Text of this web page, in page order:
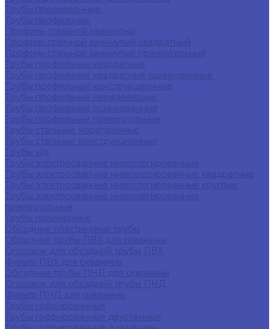
Трубы прецизионные
Трубы профильные
Профиль стальной замкнутый
Профиль стальной замкнутый квадратный
Профиль стальной замкнутый прямоугольный
Трубы профильные квадратные
Трубы профильные квадратные оцинкованные
Трубы профильные конструкционные
Трубы профильные нержавеющие
Трубы профильные оцинкованные
Трубы профильные прямоугольные
Трубы стальные жаропрочные
Трубы стальные конструкционные
Трубы х/д
Трубы электросварные низколегированные
Трубы электросварные низколегированные квадратные
Трубы электросварные низколегированные круглые
Трубы электросварные низколегированные
прямоугольные
Трубы полимерные
Обсадные пластиковые трубы
Обсадные трубы ПВХ для скважины
Оголовок для обсадной трубы ПВХ
Фильтр ПВХ для скважины
Обсадные трубы ПНД для скважины
Оголовок для обсадной трубы ПНД
Фильтр ПНД для скважины
Трубы гофрированные
Трубы гофрированные двустенные